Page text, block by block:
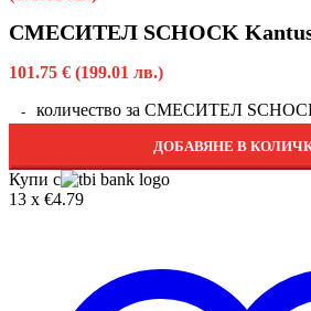
СМЕСИТЕЛ SCHOCK
101.75 € (199.01 лв.)
количество за СМЕСИТЕЛ
ДОБАВЯНЕ В
Купи с
13 x €4.79